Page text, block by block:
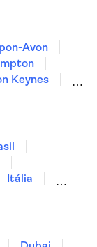
Avon
Keynes
Itália